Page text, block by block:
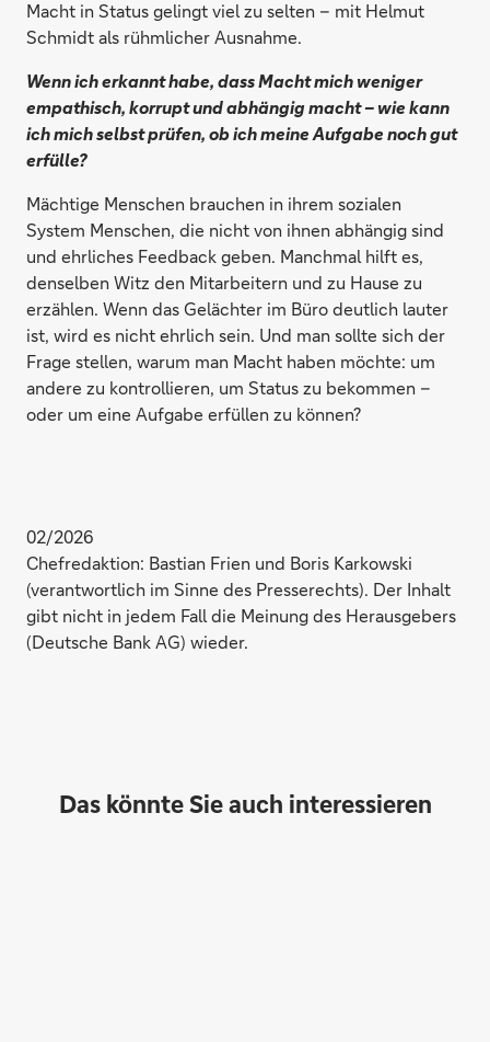
Macht in Status gelingt viel zu selten – mit Helmut
Schmidt als rühmlicher Ausnahme.
Wenn ich erkannt habe, dass Macht mich weniger
empathisch, korrupt und abhängig macht – wie kann
ich mich selbst prüfen, ob ich meine Aufgabe noch gut
erfülle?
Mächtige Menschen brauchen in ihrem sozialen
System Menschen, die nicht von ihnen abhängig sind
und ehrliches Feedback geben. Manchmal hilft es,
denselben Witz den Mitarbeitern und zu Hause zu
erzählen. Wenn das Gelächter im Büro deutlich lauter
ist, wird es nicht ehrlich sein. Und man sollte sich der
Frage stellen, warum man Macht haben möchte: um
andere zu kontrollieren, um Status zu bekommen –
oder um eine Aufgabe erfüllen zu können?
02/2026
Chefredaktion: Bastian Frien und Boris Karkowski
(verantwortlich im Sinne des Presserechts). Der Inhalt
gibt nicht in jedem Fall die Meinung des Herausgebers
(Deutsche Bank AG) wieder.
Das könnte Sie auch interessieren